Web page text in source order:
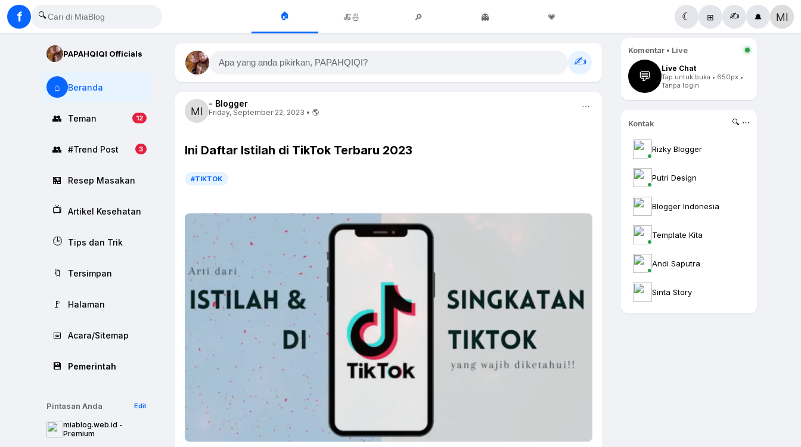
f 🔍 🏠 🍝🍜 🔎 👻 💗 ☾ ⊞ ✍️ 🔔
PAPAHQIQI Officials
⌂ Beranda
👥 Teman 12
👥 #Trend Post 3
🏪 Resep Masakan
📺 Artikel Kesehatan
🕒 Tips dan Trik
🔖 Tersimpan
🚩 Halaman
📅 Acara/Sitemap
💾 Pemerintah
Pintasan Anda Edit
miablog.web.id -
Premium
Apa yang anda pikirkan, PAPAHQIQI? ✍️
- Blogger
Friday, September 22, 2023 • 🌎
⋯
Ini Daftar Istilah di TikTok Terbaru 2023
#TIKTOK
Komentar • Live
💬
Live Chat
Tap untuk buka • 650px •
Tanpa login
Kontak 🔍 ⋯
Rizky Blogger
Putri Design
Blogger Indonesia
Template Kita
Andi Saputra
Sinta Story